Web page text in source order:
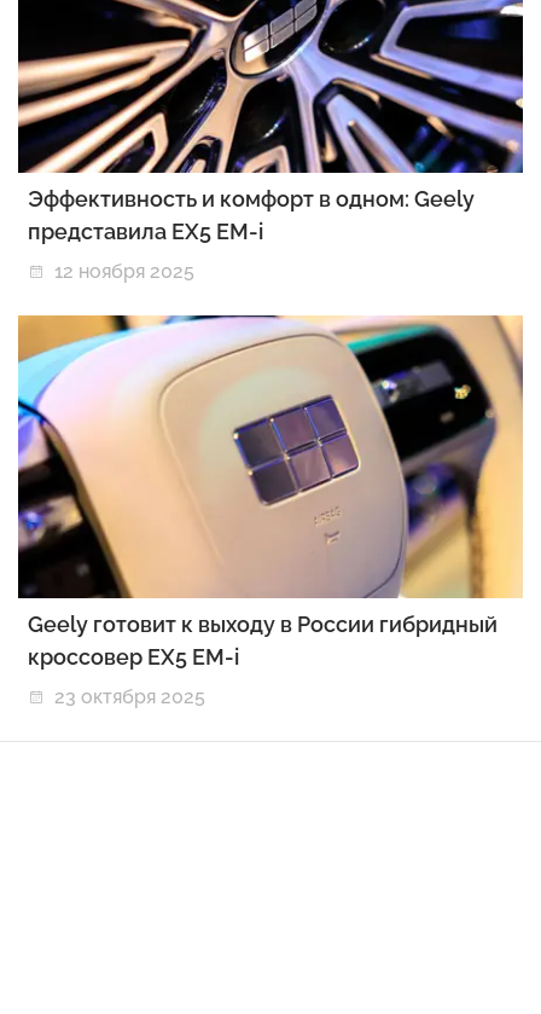
Эффективность и комфорт в одном: Geely
представила EX5 EM-i
12 ноября 2025
Geely готовит к выходу в России гибридный
кроссовер EX5 EM-i
23 октября 2025